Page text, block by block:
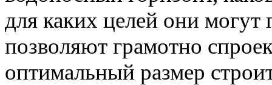
для каких целей они
позволяют грамотно
оптимальный размер